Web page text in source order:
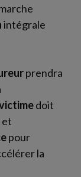
intégrale
prendra
doit
et
pour
la